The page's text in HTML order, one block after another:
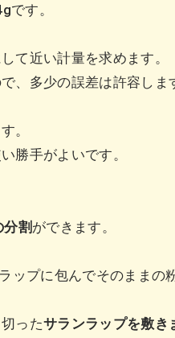
す。
て近い計量を求めます。
、多少の誤差は許容しま
。
勝手がよいです。
割 ができます。
ップに包んでそのままの
ったサランラップを敷き